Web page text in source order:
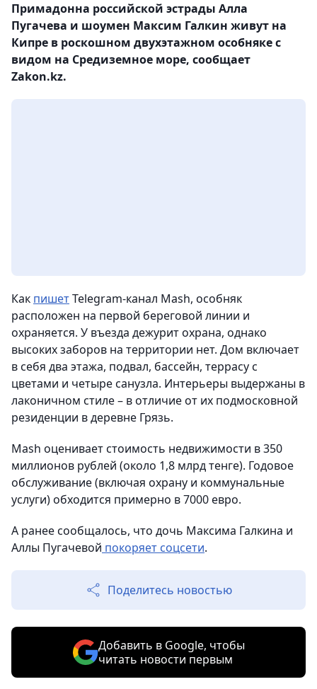
Примадонна российской эстрады Алла
Пугачева и шоумен Максим Галкин живут на
Кипре в роскошном двухэтажном особняке с
видом на Средиземное море, сообщает
Zakon.kz.
Как пишетTelegram-канал Mash, особняк
расположен на первой береговой линии и
охраняется. У въезда дежурит охрана, однако
высоких заборов на территории нет. Дом включает
в себя два этажа, подвал, бассейн, террасу с
цветами и четыре санузла. Интерьеры выдержаны в
лаконичном стиле – в отличие от их подмосковной
резиденции в деревне Грязь.
Mash оценивает стоимость недвижимости в 350
миллионов рублей (около 1,8 млрд тенге). Годовое
обслуживание (включая охрану и коммунальные
услуги) обходится примерно в 7000 евро.
А ранее сообщалось, что дочь Максима Галкина и
Аллы Пугачевой покоряет соцсети.
Поделитесь новостью
Добавить в Google, чтобы
читать новости первым